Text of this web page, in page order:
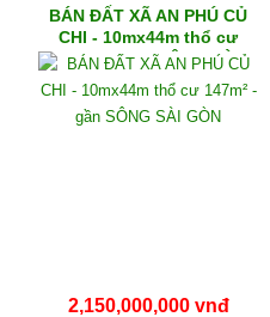
BÁN ĐẤT XÃ AN PHÚ CỦ
CHI - 10mx44m thổ cư
147m² - gần SÔNG SÀI
GÒN
2,150,000,000 vnđ